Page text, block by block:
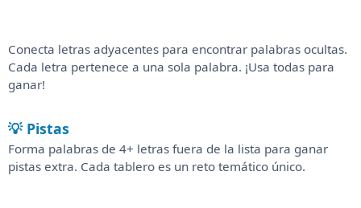
Conecta letras adyacentes para encontrar palabras ocultas.
Cada letra pertenece a una sola palabra. ¡Usa todas para
ganar!
💡 Pistas
Forma palabras de 4+ letras fuera de la lista para ganar
pistas extra. Cada tablero es un reto temático único.